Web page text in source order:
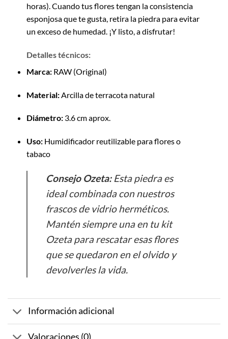
horas). Cuando tus flores tengan la consistencia
esponjosa que te gusta, retira la piedra para evitar
un exceso de humedad. ¡Y listo, a disfrutar!
Detalles técnicos:
Marca:RAW (Original)
Material:Arcilla de terracota natural
Diámetro:3.6 cm aprox.
Uso:Humidificador reutilizable para flores o
tabaco
Consejo Ozeta:Esta piedra es
ideal combinada con nuestros
frascos de vidrio herméticos.
Mantén siempre una en tu kit
Ozeta para rescatar esas flores
que se quedaron en el olvido y
devolverles la vida.
Información adicional
Valoraciones (0)